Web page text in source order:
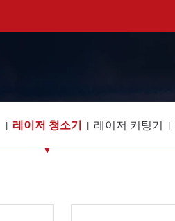
레이저 청소기 레이저 커팅기